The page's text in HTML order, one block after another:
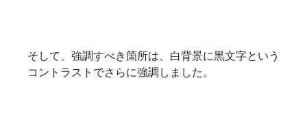
そして、強調すべき箇所は、白背景に黒文字という
コントラストでさらに強調しました。